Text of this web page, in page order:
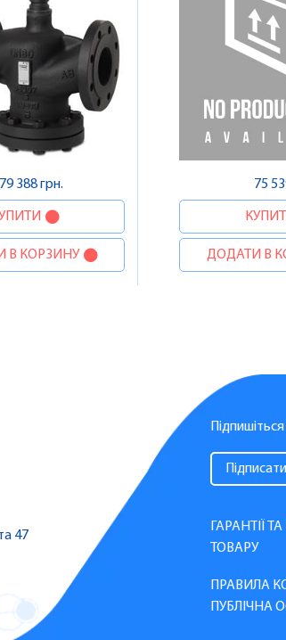
79 388 грн.
В КОРЗИНУ
75
ДОДАТИ В
47
ГАРАНТІЇ
ТОВАРУ
ПРАВИЛА
ПУБЛІЧНА